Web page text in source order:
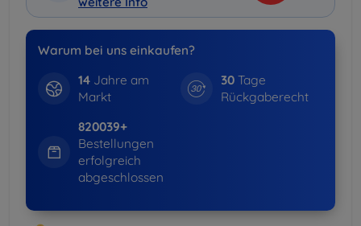
Warum bei uns einkaufen?
14Jahre am
Markt
30 Tage
Rückgaberecht
820039+
Bestellungen
erfolgreich
abgeschlossen